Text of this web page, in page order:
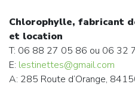
Chlorophylle, fabricant
et location
T: 06 88 27 05 86 ou 06 32
E: lestinettes@gmail.com
A: 285 Route d’Orange,